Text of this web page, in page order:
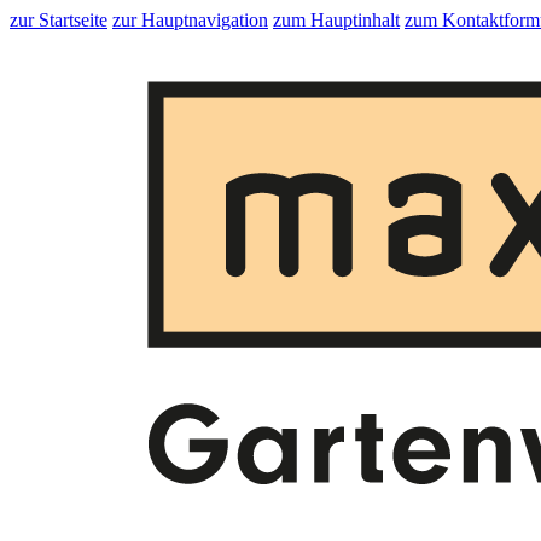
zur Startseite zur Hauptnavigation zum Hauptinhalt zum